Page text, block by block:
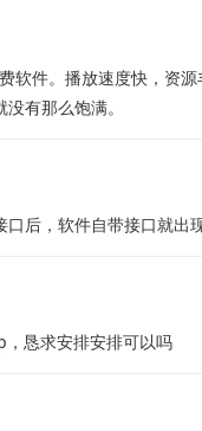
软件。播放速度快，资
有那么饱满。
后，软件自带接口就出
恳求安排安排可以吗